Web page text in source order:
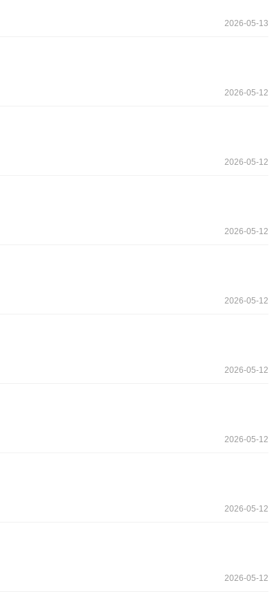
2026-05-13
2026-05-12
2026-05-12
2026-05-12
2026-05-12
2026-05-12
2026-05-12
2026-05-12
2026-05-12